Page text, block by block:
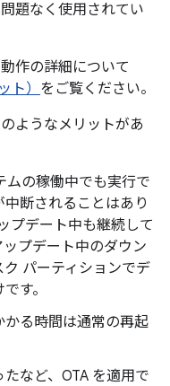
題なく使用されてい
作の詳細について
ト） をご覧ください。
ようなメリットがあ
ムの稼働中でも実行で
断されることはあり
プデート中も継続して
プデート中のダウン
パーティションでデ
す。
る時間は通常の再起
など、OTA を適用で